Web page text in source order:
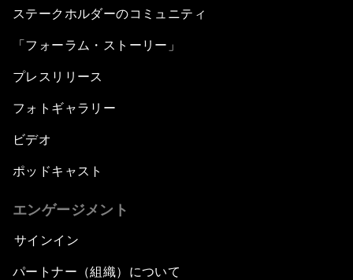
ステークホルダーのコミュニティ
「フォーラム・ストーリー」
プレスリリース
フォトギャラリー
ビデオ
ポッドキャスト
エンゲージメント
サインイン
パートナー（組織）について